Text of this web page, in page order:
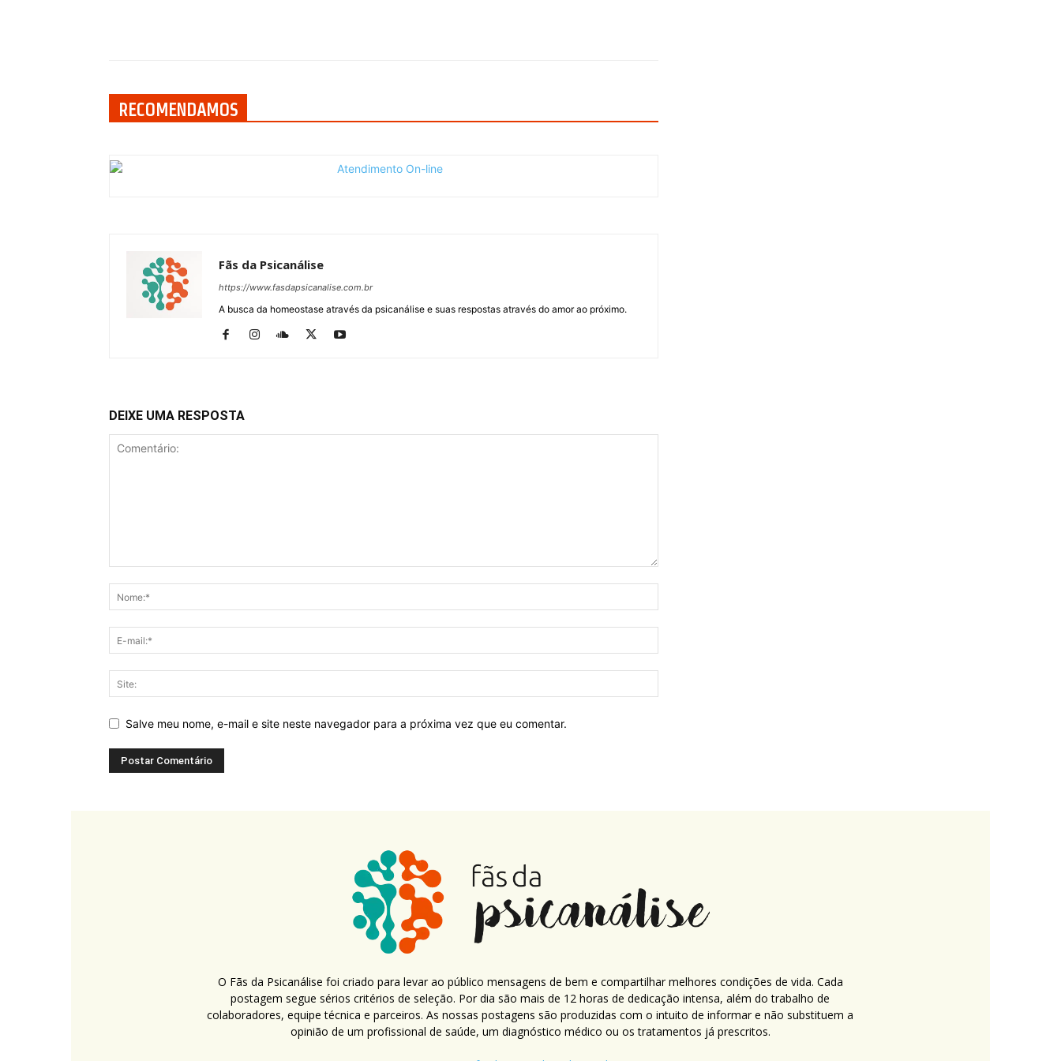
RECOMENDAMOS
Fãs da Psicanálise
https://www.fasdapsicanalise.com.br
A busca da homeostase através da psicanálise e suas respostas através do amor ao próximo.
DEIXE UMA RESPOSTA
Salve meu nome, e-mail e site neste navegador para a próxima vez que eu comentar.
O Fãs da Psicanálise foi criado para levar ao público mensagens de bem e compartilhar melhores condições de vida. Cada
postagem segue sérios critérios de seleção. Por dia são mais de 12 horas de dedicação intensa, além do trabalho de
colaboradores, equipe técnica e parceiros. As nossas postagens são produzidas com o intuito de informar e não substituem a
opinião de um profissional de saúde, um diagnóstico médico ou os tratamentos já prescritos.